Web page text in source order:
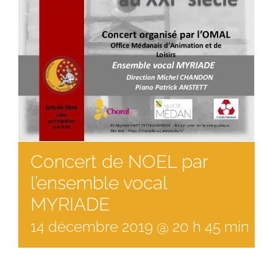
Concert de NOEL par
l’ensemble vocal
MYRIADE
14 décembre 2019 @ 20 h 45 min